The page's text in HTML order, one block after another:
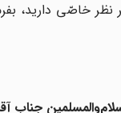
نظر خاصّی دارید،
والمسلمین جناب